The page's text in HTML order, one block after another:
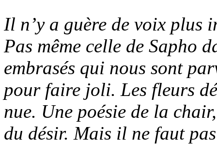
Il n’y a guère de voix plus
Pas même celle de Sapho
embrasés qui nous sont
pour faire joli. Les fleurs
nue. Une poésie de la
du désir. Mais il ne faut